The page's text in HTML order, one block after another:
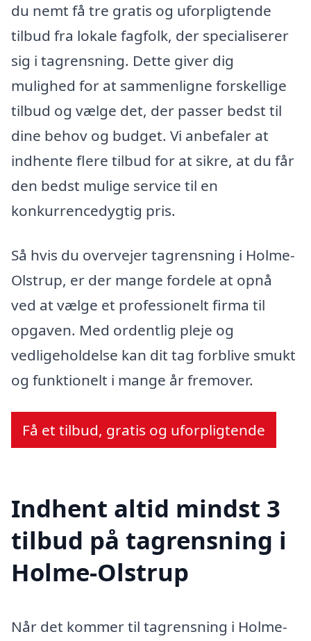
du nemt få tre gratis og uforpligtende
tilbud fra lokale fagfolk, der specialiserer
sig i tagrensning. Dette giver dig
mulighed for at sammenligne forskellige
tilbud og vælge det, der passer bedst til
dine behov og budget. Vi anbefaler at
indhente flere tilbud for at sikre, at du får
den bedst mulige service til en
konkurrencedygtig pris.
Så hvis du overvejer tagrensning i Holme-
Olstrup, er der mange fordele at opnå
ved at vælge et professionelt firma til
opgaven. Med ordentlig pleje og
vedligeholdelse kan dit tag forblive smukt
og funktionelt i mange år fremover.
Få et tilbud, gratis og uforpligtende
Indhent altid mindst 3
tilbud på tagrensning i
Holme-Olstrup
Når det kommer til tagrensning i Holme-